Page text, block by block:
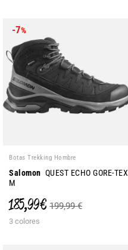
-7%
Botas Trekking Hombre
Salomon QUEST ECHO GORE-TEX
M
185,99 € 199,99 €
3 colores